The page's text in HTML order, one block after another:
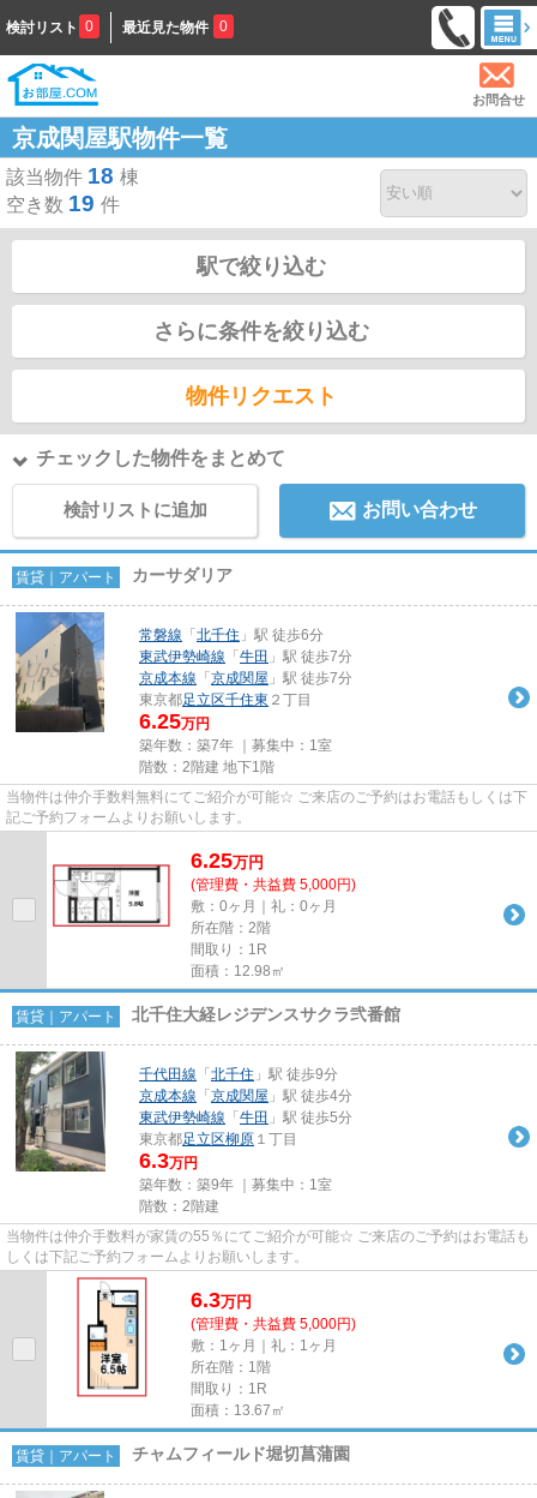
検討リスト 0 最近見た物件 0
お問合せ
京成関屋駅物件一覧
該当物件 18 棟
空き数 19 件
駅で絞り込む
さらに条件を絞り込む
物件リクエスト
チェックした物件をまとめて
検討リストに追加 お問い合わせ
賃貸｜アパート カーサダリア
常磐線 「 北千住 」駅 徒歩6分
東武伊勢崎線 「 牛田 」駅 徒歩7分
京成本線 「 京成関屋 」駅 徒歩7分
東京都足立区千住東 ２丁目
6.25万円
築年数：築7年 ｜募集中： 1室
階数：2階建 地下1階
当物件は仲介手数料無料にてご紹介が可能☆ ご来店のご予約はお電話もしくは下
記ご予約フォームよりお願いします。
6.25万円
(管理費・共益費 5,000円)
敷：0ヶ月｜礼：0ヶ月
所在階：2階
間取り：1R
面積：12.98㎡
賃貸｜アパート 北千住大経レジデンスサクラ弐番館
千代田線 「 北千住 」駅 徒歩9分
京成本線 「 京成関屋 」駅 徒歩4分
東武伊勢崎線 「 牛田 」駅 徒歩5分
東京都足立区柳原 １丁目
6.3万円
築年数：築9年 ｜募集中： 1室
階数：2階建
当物件は仲介手数料が家賃の55％にてご紹介が可能☆ ご来店のご予約はお電話も
しくは下記ご予約フォームよりお願いします。
6.3万円
(管理費・共益費 5,000円)
敷：1ヶ月｜礼：1ヶ月
所在階：1階
間取り：1R
面積：13.67㎡
賃貸｜アパート チャムフィールド堀切菖蒲園